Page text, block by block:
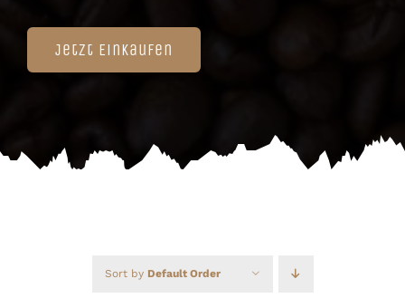
Jetzt Einkaufen
Sort by Default Order